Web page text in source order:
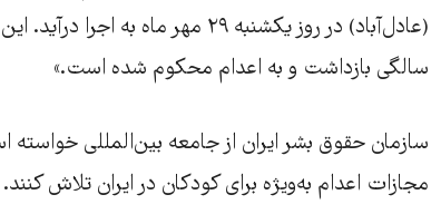
سالگی بازداشت و به اعدام محکوم شده است.»
سازمان حقوق بشر ایران از جامعه بین‌المللی
مجازات اعدام به‌ویژه برای کودکان در ایران تلاش